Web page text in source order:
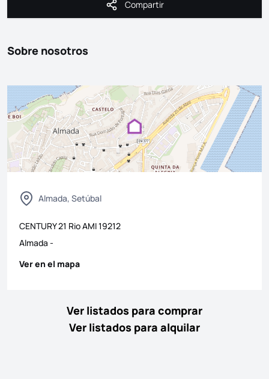
Compartir
Compartir
Sobre nosotros
Almada, Setúbal
CENTURY 21 RioAMI19212
Almada -
Ver en el mapa
Ver listados para comprar
Ver listados para alquilar